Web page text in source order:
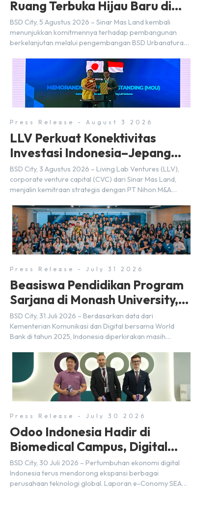
Ruang Terbuka Hijau Baru di
BSD City
BSD City, 5 Agustus 2026 – Sinar Mas Land kembali
menunjukkan komitmennya terhadap pembangunan
berkelanjutan melalui pengembangan BSD Urbanatura
dengan jalur sungai sepanjang 1,5 km yang dikelilingi
lanskap tropis rimbun di BSD City yang sebelumnya
dikenal sebagai Green Pathway. Transformasi ini
merupakan bagian dari upaya perusahaan untuk […]
Press Release - August 3 2026
LLV Perkuat Konektivitas
Investasi Indonesia–Jepang
(FDI) pada 2025
BSD City, 3 Agustus 2026 – Living Lab Ventures (LLV),
corporate venture capital (CVC) dari Sinar Mas Land,
menjalin kemitraan strategis dengan PT Nihon M&A
Holdings Inc. Kemitraan tersebut ditandai dengan
penandatanganan Memorandum of Understanding
(MoU) oleh Bayu Seto (Partner at Living Lab Ventures)
dan Kosuke Kawata […]
Press Release - July 31 2026
Beasiswa Pendidikan Program
Sarjana di Monash University,
BSD City
BSD City, 31 Juli 2026 – Berdasarkan data dari
Kementerian Komunikasi dan Digital bersama World
Bank di tahun 2025, Indonesia diperkirakan masih
2030 atau setara dengan 600 ribu tenaga digital baru
setiap tahunnya untuk mendukung percepatan
transformasi digital di berbagai sektor strategis.
Kebutuhan tersebut menjadikan pengembangan sumber
daya […]
Press Release - July 30 2026
Odoo Indonesia Hadir di
Biomedical Campus, Digital
Hub, BSD City
BSD City, 30 Juli 2026 – Pertumbuhan ekonomi digital
Indonesia terus mendorong ekspansi berbagai
perusahaan teknologi global. Laporan e-Conomy SEA